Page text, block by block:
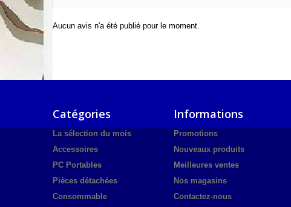
Aucun avis n'a été publié pour le moment.
Catégories
La sélection du mois
Accessoires
PC Portables
Pièces détachées
Consommable
Informations
Promotions
Nouveaux produits
Meilleures ventes
Nos magasins
Contactez-nous